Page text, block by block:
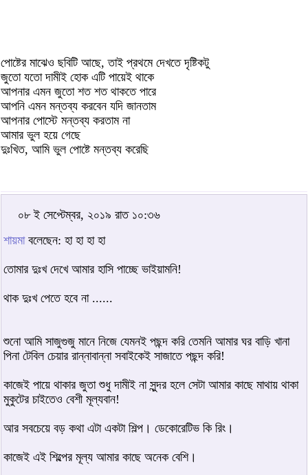
পোষ্টের মাঝেও ছবিটি আছে, তাই প্রথমে দেখতে দৃষ্টিকটু
জুতো যতো দামীই হোক এটি পায়েই থাকে
আপনার এমন জুতো শত শত থাকতে পারে
আপনি এমন মন্তব্য করবেন যদি জানতাম
আপনার পোস্টে মন্তব্য করতাম না
আমার ভুল হয়ে গেছে
দুঃখিত, আমি ভুল পোষ্টে মন্তব্য করেছি
০৮ ই সেপ্টেম্বর, ২০১৯ রাত ১০:৩৬
শায়মাবলেছেন: হা হা হা হা
তোমার দুঃখ দেখে আমার হাসি পাচ্ছে ভাইয়ামনি!
থাক দুঃখ পেতে হবে না ......
শুনো আমি সাজুগুজু মানে নিজে যেমনই পছন্দ করি তেমনি আমার ঘর বাড়ি খানা
পিনা টেবিল চেয়ার রান্নাবান্না সবাইকেই সাজাতে পছন্দ করি!
কাজেই পায়ে থাকার জুতা শুধু দামীই না সুন্দর হলে সেটা আমার কাছে মাথায় থাকা
মুকুটের চাইতেও বেশী মূল্যবান!
আর সবচেয়ে বড় কথা এটা একটা শিল্প। ডেকোরেটিভ কি রিং।
কাজেই এই শিল্পের মূল্য আমার কাছে অনেক বেশি।